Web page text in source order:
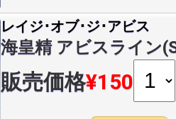
レイジ･オブ･ジ･アビス
海皇精 アビスライン
販売価格¥150